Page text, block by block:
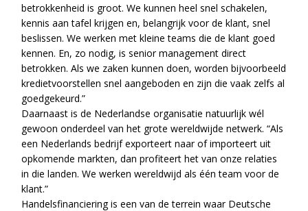
betrokkenheid is groot. We kunnen heel snel schakelen,
kennis aan tafel krijgen en, belangrijk voor de klant, snel
beslissen. We werken met kleine teams die de klant goed
kennen. En, zo nodig, is senior management direct
betrokken. Als we zaken kunnen doen, worden bijvoorbeeld
kredietvoorstellen snel aangeboden en zijn die vaak zelfs al
goedgekeurd.”
Daarnaast is de Nederlandse organisatie natuurlijk wél
gewoon onderdeel van het grote wereldwijde netwerk. “Als
een Nederlands bedrijf exporteert naar of importeert uit
opkomende markten, dan profiteert het van onze relaties
in die landen. We werken wereldwijd als één team voor de
klant.”
Handelsfinanciering is een van de terrein waar Deutsche